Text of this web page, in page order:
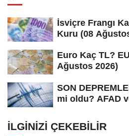
İsviçre Frangı
Kuru (08
Euro Kaç TL?
Ağustos 2026)
SON
mi oldu? AFAD
İLGINIZI ÇEKEBILIR